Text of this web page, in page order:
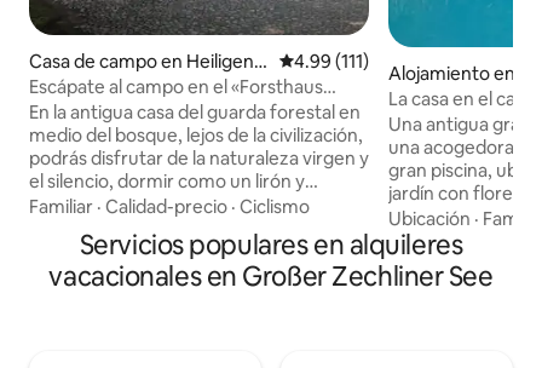
Casa de campo en Heiligeng
rabe
Calificación promedio: 4.99 de
4.99 (111)
Escápate al campo en el «Forsthaus
Hohe Heide»
En la antigua casa del guarda forestal en
medio del bosque, lejos de la civilización,
podrás disfrutar de la naturaleza virgen y
el silencio, dormir como un lirón y
recargar las pilas. ¡Vacaciones rurales en
en medio de la naturaleza. Recoge
hierbas silvestres, bayas y setas justo en
Familiar · Calidad-precio · Ciclismo
Alojamiento en
emnitzquell
La casa en el
estrellas
Una antigua
una acogedora
gran piscina,
jardín con flores
Céspedes
tumbonas para
para los niños,
jardín, una gran
Ubicación ·
Servicios populares en alquileres
vacacionales en Großer Zechliner See